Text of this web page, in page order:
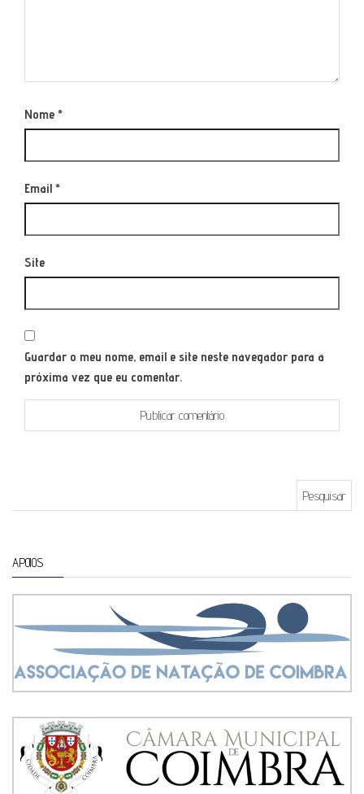
Nome *
Email *
Site
Guardar o meu nome, email e site neste navegador para a
próxima vez que eu comentar.
APOIOS